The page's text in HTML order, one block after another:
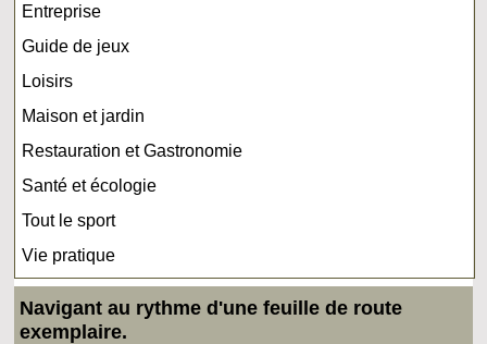
Entreprise
Guide de jeux
Loisirs
Maison et jardin
Restauration et Gastronomie
Santé et écologie
Tout le sport
Vie pratique
Navigant au rythme d'une feuille de route
exemplaire.